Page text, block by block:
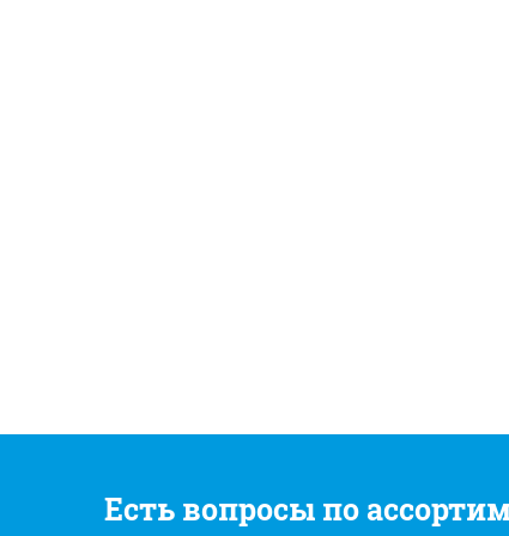
Есть вопросы по